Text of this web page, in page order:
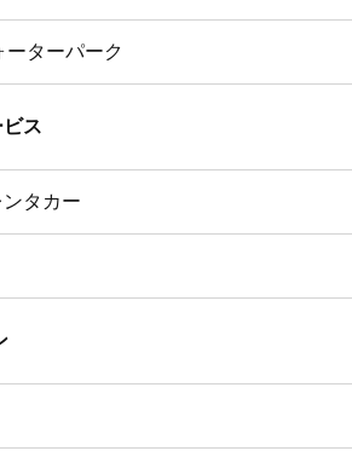
ーターパーク
ス
タカー